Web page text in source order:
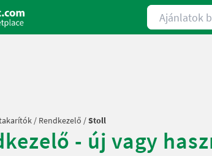
Ajánlatok
/ Rendkezelő /Stoll
- új vagy